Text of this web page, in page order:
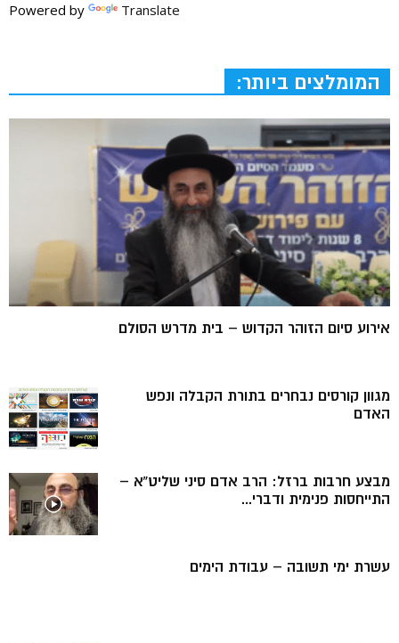
Powered by Translate
המומלצים ביותר:
אירוע סיום הזוהר הקדוש – בית מדרש הסולם
מגוון קורסים נבחרים בתורת הקבלה ונפש
האדם
מבצע חרבות ברזל: הרב אדם סיני שליט”א –
התייחסות פנימית ודברי...
עשרת ימי תשובה – עבודת הימים